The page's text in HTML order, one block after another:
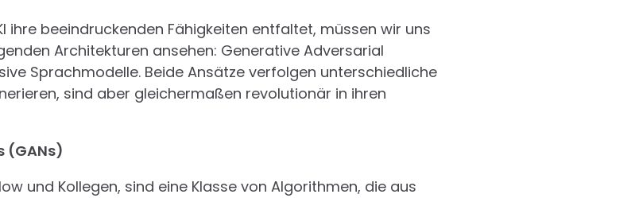
ihre beeindruckenden Fähigkeiten entfaltet, müssen wir uns
Architekturen ansehen: Generative Adversarial
Sprachmodelle. Beide Ansätze verfolgen unterschiedliche
sind aber gleichermaßen revolutionär in ihren
(GANs)
und Kollegen, sind eine Klasse von Algorithmen, die aus